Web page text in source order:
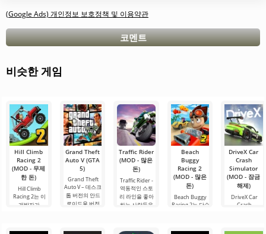
(Google Ads) 개인정보 보호정책 및 이용약관
코멘트
비슷한 게임
Hill Climb
Racing 2
(MOD - 무제
한 돈)
Hill Climb
Racing 2는 이
개발자가
트로 이야기의
Grand Theft
Auto V (GTA
5)
Grand Theft
Auto V – 데스크
톱 버전의 안드
로이드용 버전
Traffic Rider
(MOD - 많은
돈)
Traffic Rider -
역동적인 스토
리 라인을 좋아
하는 사람들을
기서 당신은 오
Beach
Buggy
Racing 2
(MOD - 많은
돈)
Beach Buggy
Racing 2는 단순
진정한 아드레
DriveX Car
Crash
Simulator
(MOD - 잠금
해제)
DriveX Car
Crash